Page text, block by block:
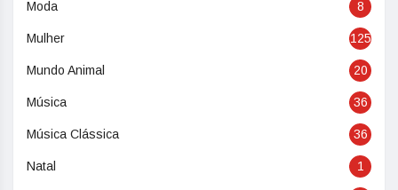
Moda 8
Mulher 125
Mundo Animal 20
Música 36
Música Clássica 36
Natal 1